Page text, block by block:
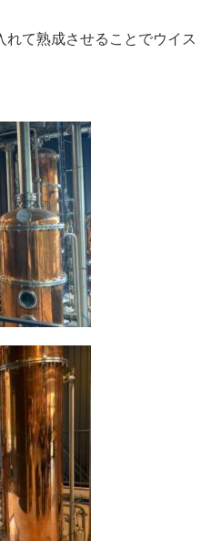
れて熟成させることでウイス